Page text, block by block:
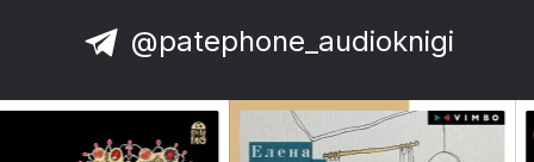
@patephone_audioknigi